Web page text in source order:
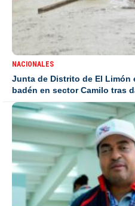
NACIONALES
Junta de Distrito de El
badén en sector Camilo tras